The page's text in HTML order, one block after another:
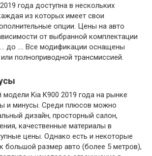
года доступна в нескольких
из которых имеет свои
опции. Цены на авто
от выбранной комплектации
до …. Все модификации оснащены
полноприводной трансмиссией.
Kia K900 2019 года на рынке
и минусы. Среди плюсов можно
дизайн, просторный салон,
качественные материалы в
цены. Однако есть и некоторые
большой размер авто (более 5 метров),